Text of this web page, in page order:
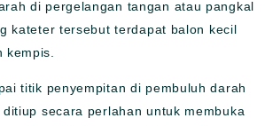
di pergelangan tangan atau pangkal
kateter tersebut terdapat balon kecil
kempis.
titik penyempitan di pembuluh darah
secara perlahan untuk membuka